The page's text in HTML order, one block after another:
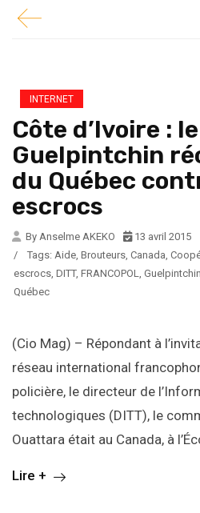
INTERNET
Côte d’Ivoire :
Guelpintchin
du Québec
escrocs
By Anselme AKEKO
13 avril 2015
/
Tags: Aide, Brouteurs, Canada,
escrocs, DITT, FRANCOPOL,
Québec
(Cio Mag) – Répondant à
réseau international
policière, le directeur de
technologiques (DITT), le
Ouattara était au Canada, à
Lire +